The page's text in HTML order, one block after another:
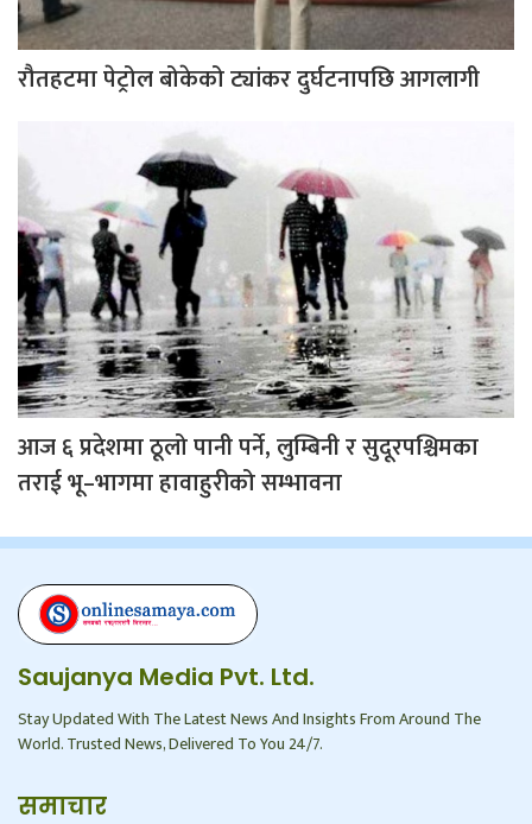
रौतहटमा पेट्रोल बोकेको ट्यांकर दुर्घटनापछि आगलागी
आज ६ प्रदेशमा ठूलो पानी पर्ने, लुम्बिनी र सुदूरपश्चिमका
तराई भू–भागमा हावाहुरीको सम्भावना
Saujanya Media Pvt. Ltd.
Stay Updated With The Latest News And Insights From Around The
World. Trusted News, Delivered To You 24/7.
समाचार